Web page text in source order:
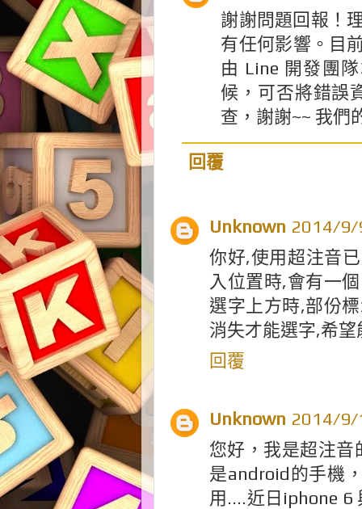
謝謝問題回報！
有任何影響。目
由 Line 開發團
候，可否將錯誤
查，謝謝~~ 我們
回覆
Unknown 2014/9/
你好,使用超注音
入位置時,會有一
選字上方時,部份
消失才能選字,希
回覆
Unknown 2014/9/
您好，我是超注
是android的手機
用....近日iphone 6